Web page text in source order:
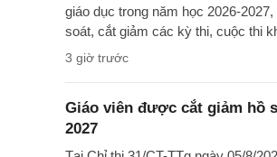
giáo dục trong năm học 2026-
soát, cắt giảm các kỳ thi, cuộc thi
3 giờ trước
Giáo viên được cắt giảm hồ
2027